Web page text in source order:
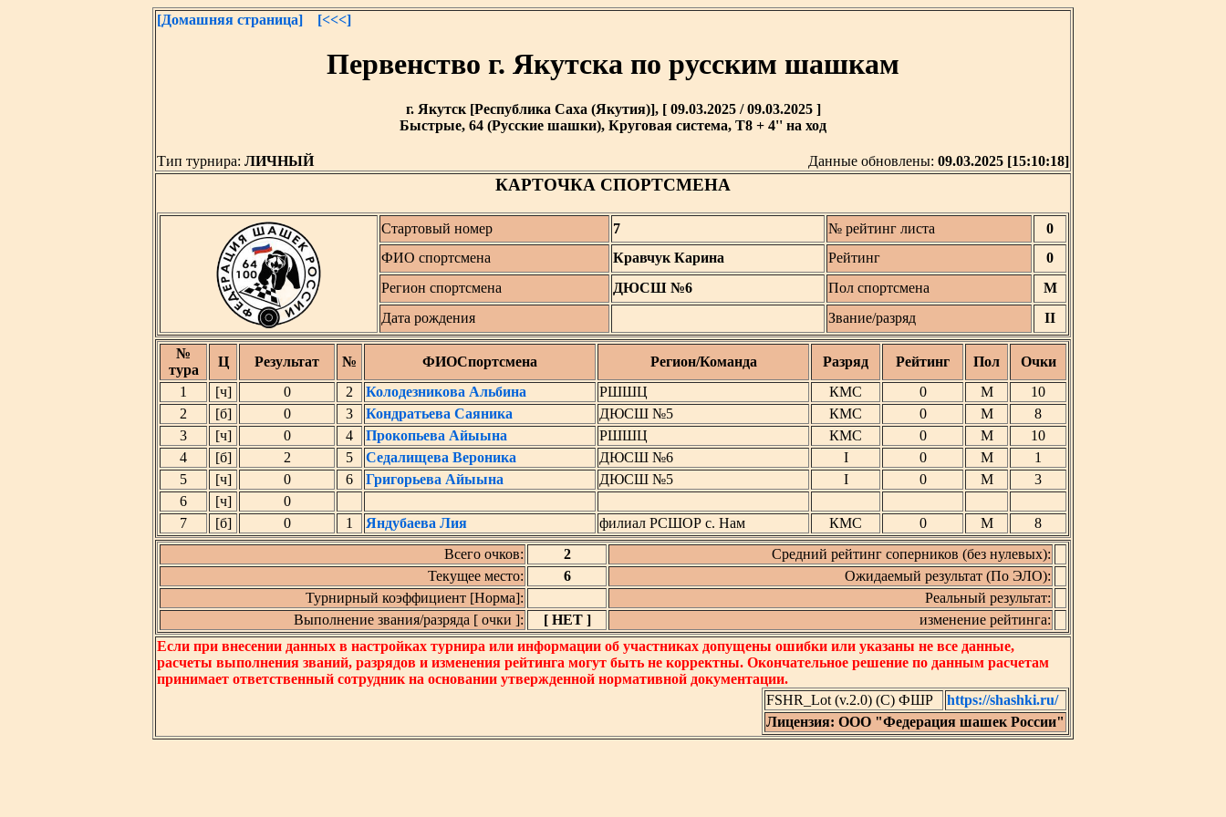
[Домашняя страница] [<<<]
Первенство г. Якутска по русским шашкам
г. Якутск [Республика Саха (Якутия)], [ 09.03.2025 / 09.03.2025 ]
Быстрые, 64 (Русские шашки), Круговая система, T8 + 4'' на ход
Тип турнира: ЛИЧНЫЙ Данные обновлены: 09.03.2025 [15:10:18]
КАРТОЧКА СПОРТСМЕНА
Стартовый номер 7 № рейтинг листа
0
ФИО спортсмена
Кравчук Карина Рейтинг
0
Регион спортсмена
ДЮСШ №6 Пол спортсмена
М
Дата рождения
Звание/разряд II
№
тура
Ц Результат № ФИОСпортсмена Регион/Команда Разряд Рейтинг Пол
Очки
1
[ч] 0 2 Колодезникова Альбина РШШЦ КМС 0 М
10
2
[б] 0 3 Кондратьева Саяника ДЮСШ №5 КМС 0 М
8
3
[ч] 0 4 Прокопьева Айыына РШШЦ КМС 0 М
10
4
[б] 2 5 Седалищева Вероника ДЮСШ №6 I 0 М
1
5
[ч] 0 6 Григорьева Айыына ДЮСШ №5 I 0 М
3
6
[ч]
0
7
[б] 0 1 Яндубаева Лия филиал РСШОР с. Нам КМС 0 М
8
Всего очков:
2
Средний рейтинг соперников (без нулевых):
Текущее место:
6
Ожидаемый результат (По ЭЛО):
Турнирный коэффициент [Норма]:
Реальный результат:
Выполнение звания/разряда [ очки ]:
[ НЕТ ]
изменение рейтинга:
Если при внесении данных в настройках турнира или информации об участниках допущены ошибки или указаны не все данные,
расчеты выполнения званий, разрядов и изменения рейтинга могут быть не корректны. Окончательное решение по данным расчетам
принимает ответственный сотрудник на основании утвержденной нормативной документации.
FSHR_Lot (v.2.0) (C) ФШР
https://shashki.ru/
Лицензия: ООО "Федерация шашек России"